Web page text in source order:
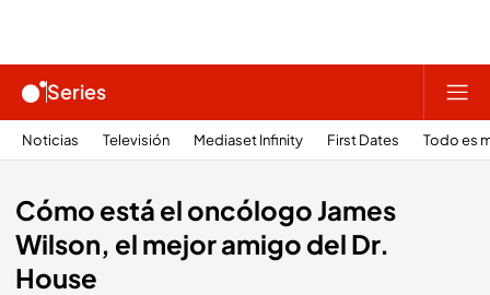
Series
Noticias Televisión Mediaset Infinity First Dates Todo es
Cómo está el oncólogo James
Wilson, el mejor amigo del Dr.
House